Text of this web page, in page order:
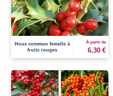
Houx commun femelle à
fruits rouges
À partir de
6,30 €